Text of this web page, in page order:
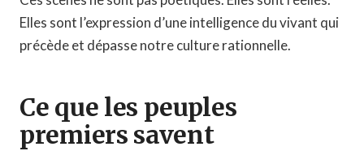
Elles sont l’expression d’une intelligence du vivant qui
précède et dépasse notre culture rationnelle.
Ce que les peuples
premiers savent